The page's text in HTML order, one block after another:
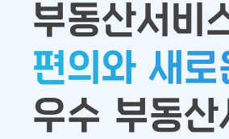
부동산서비
편의와 새
우수 부동산